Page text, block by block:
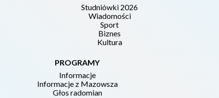
Studniówki 2026
Wiadomości
Sport
Biznes
Kultura
PROGRAMY
Informacje
Informacje z Mazowsza
Głos radomian